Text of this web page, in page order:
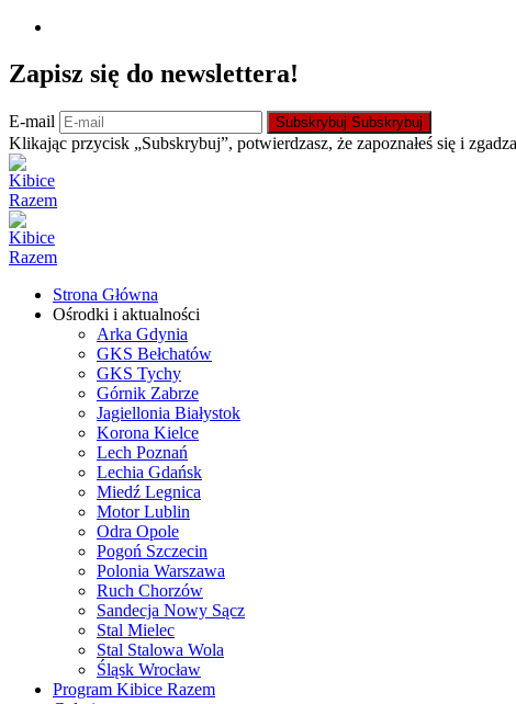
Zapisz się do newslettera!
E-mail Subskrybuj Subskrybuj
Klikając przycisk „Subskrybuj”, potwierdzasz, że zapoznałeś się i
Strona Główna
Ośrodki i aktualności
Arka Gdynia
GKS Bełchatów
GKS Tychy
Górnik Zabrze
Jagiellonia Białystok
Korona Kielce
Lech Poznań
Lechia Gdańsk
Miedź Legnica
Motor Lublin
Odra Opole
Pogoń Szczecin
Polonia Warszawa
Ruch Chorzów
Sandecja Nowy Sącz
Stal Mielec
Stal Stalowa Wola
Śląsk Wrocław
Program Kibice Razem